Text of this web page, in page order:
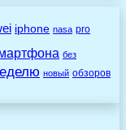
iphone nasa pro
без
новый обзоров